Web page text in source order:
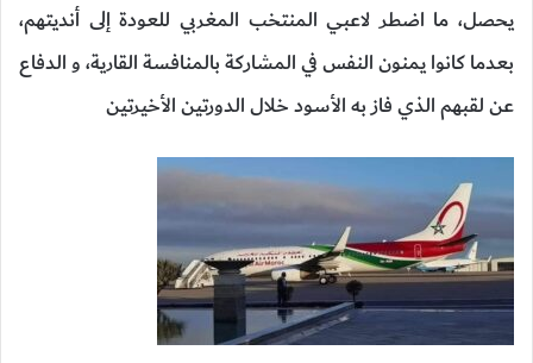
يحصل، ما اضطر لاعبي المنتخب المغربي للعودة إلى أنديتهم،
بعدما كانوا يمنون النفس في المشاركة بالمنافسة القارية، و الدفاع
عن لقبهم الذي فاز به الأسود خلال الدورتين الأخيرتين